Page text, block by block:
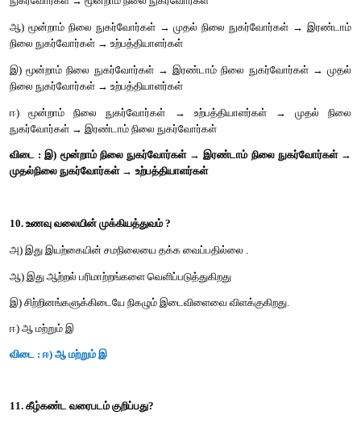
அ) குளச் சூழல்மண்டலம்
ஆ) ஏரி சூழல்மண்டலம்
இ) புல்வெளி சூழல் மண்டலம்
விடை : ஈ) வனச் சூழல்மண்டலம்
8. சூழல்மண்டலம் கொண்டிருப்பது
அ) சிதைப்பவைகள்
ஆ) உற்பத்தியாளர்கள்
விடை : ஈ) மேற்கூறிய அனைத்தும்